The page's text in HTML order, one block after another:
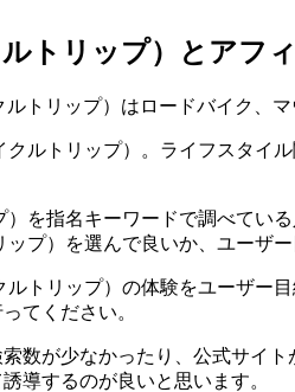
トリップ）とアフ
トリップ）はロードバイク、
クルトリップ）。ライフスタイ
を指名キーワードで調べてい
プ）を選んで良いか、ユーザ
トリップ）の体験をユーザー
てください。
数が少なかったり、公式サイ
導するのが良いと思います。